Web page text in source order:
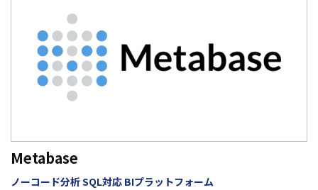
Metabase
ノーコード分析 SQL対応 BIプラットフォーム